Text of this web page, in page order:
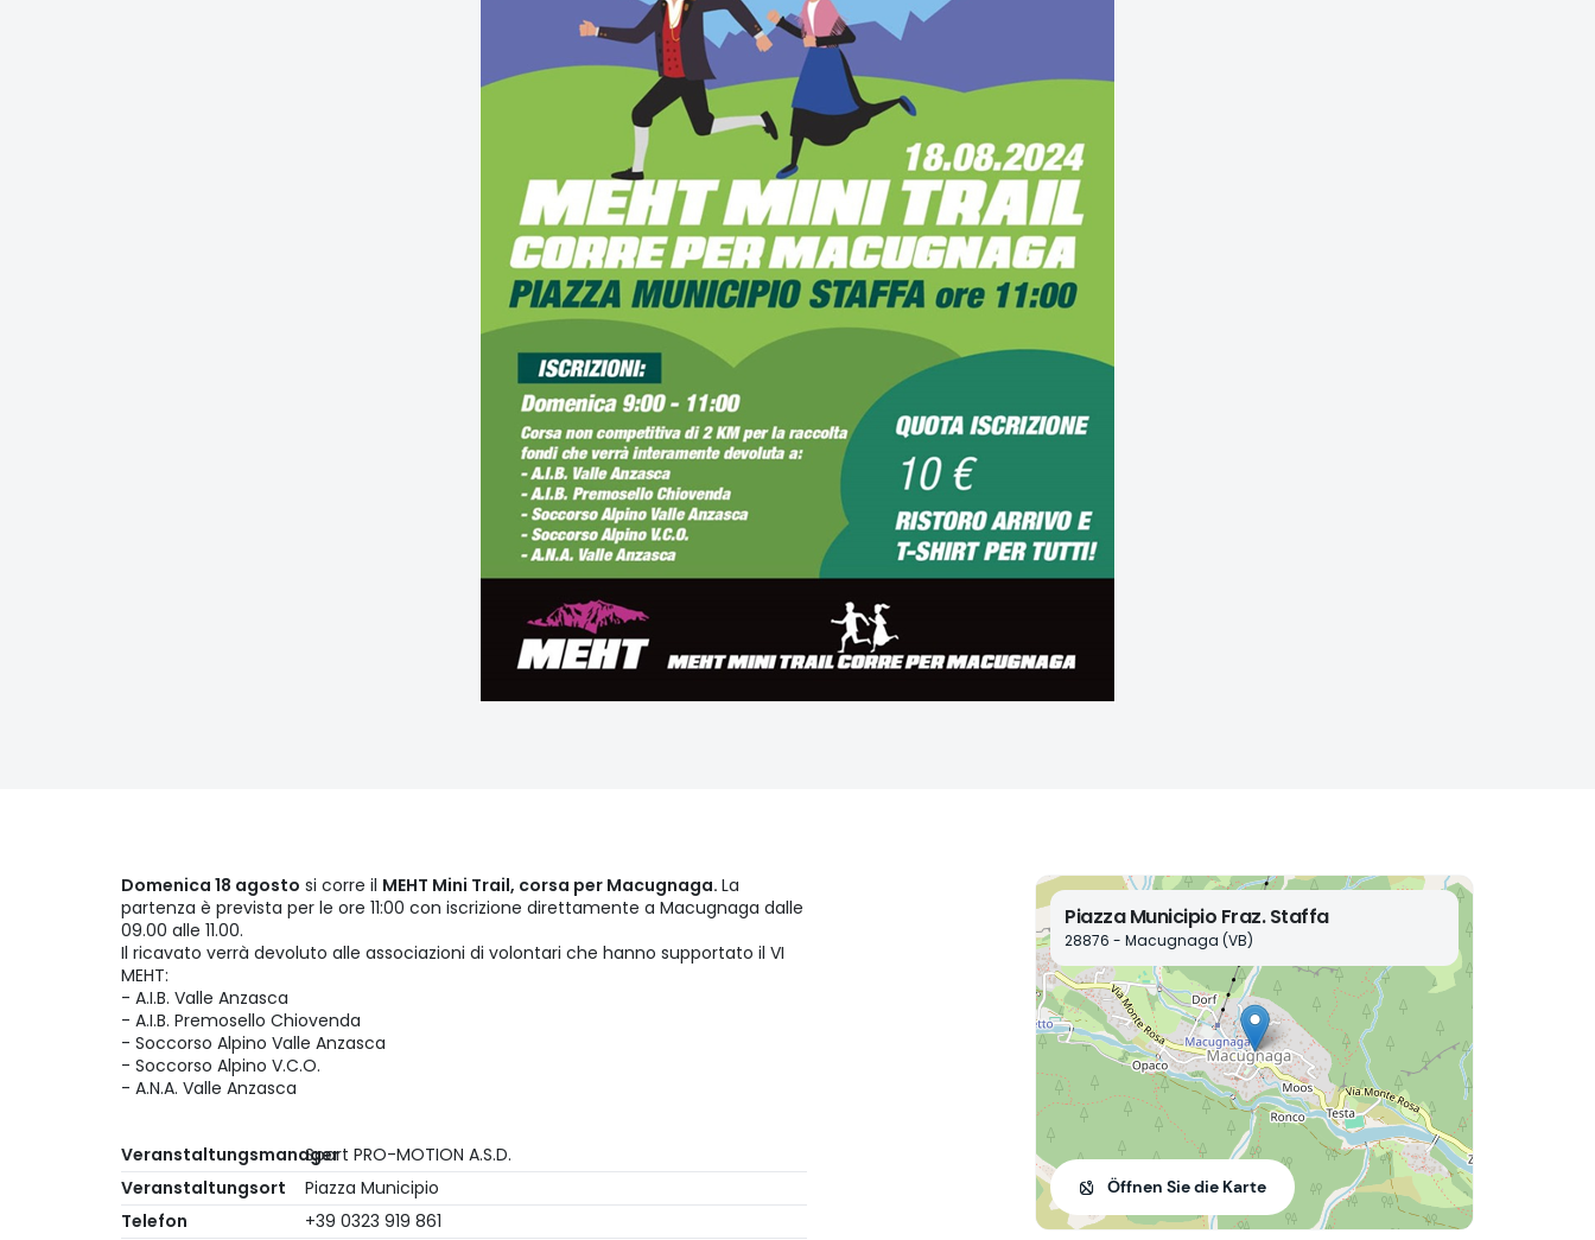
Domenica 18 agosto si corre il MEHT Mini Trail, corsa per Macugnaga. La
partenza è prevista per le ore 11:00 con iscrizione direttamente a Macugnaga dalle
09.00 alle 11.00.
Il ricavato verrà devoluto alle associazioni di volontari che hanno supportato il VI
MEHT:
- A.I.B. Valle Anzasca
- A.I.B. Premosello Chiovenda
- Soccorso Alpino Valle Anzasca
- Soccorso Alpino V.C.O.
- A.N.A. Valle Anzasca
VeranstaltungsmanagerSport PRO-MOTION A.S.D.
Veranstaltungsort
Piazza Municipio
Telefon
+39 0323 919 861
Piazza Municipio Fraz. Staffa
28876 - Macugnaga (VB)
Öffnen Sie die Karte